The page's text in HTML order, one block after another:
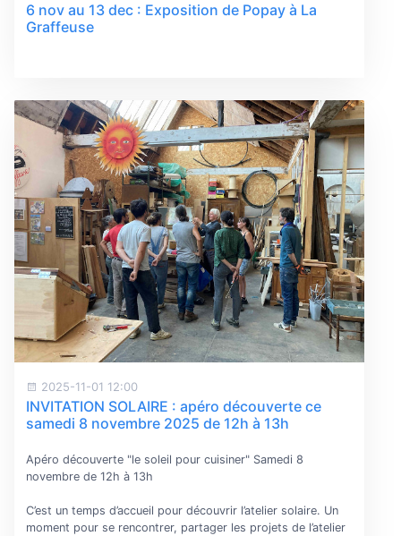
6 nov au 13 dec : Exposition de Popay à La
Graffeuse
2025-11-01 12:00
INVITATION SOLAIRE : apéro découverte ce
samedi 8 novembre 2025 de 12h à 13h
Apéro découverte "le soleil pour cuisiner" Samedi 8
novembre de 12h à 13h
C’est un temps d’accueil pour découvrir l’atelier solaire. Un
moment pour se rencontrer, partager les projets de l’atelier